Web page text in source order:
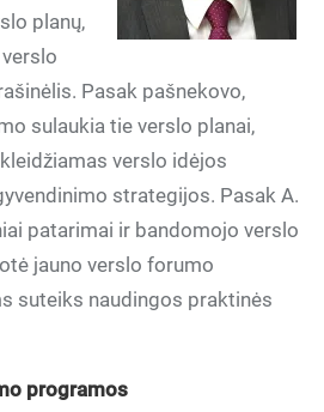
planų,
Pasak pašnekovo,
sulaukia tie verslo planai,
verslo idėjos
strategijos. Pasak A.
patarimai ir bandomojo verslo
jauno verslo forumo
suteiks naudingos praktinės
programos